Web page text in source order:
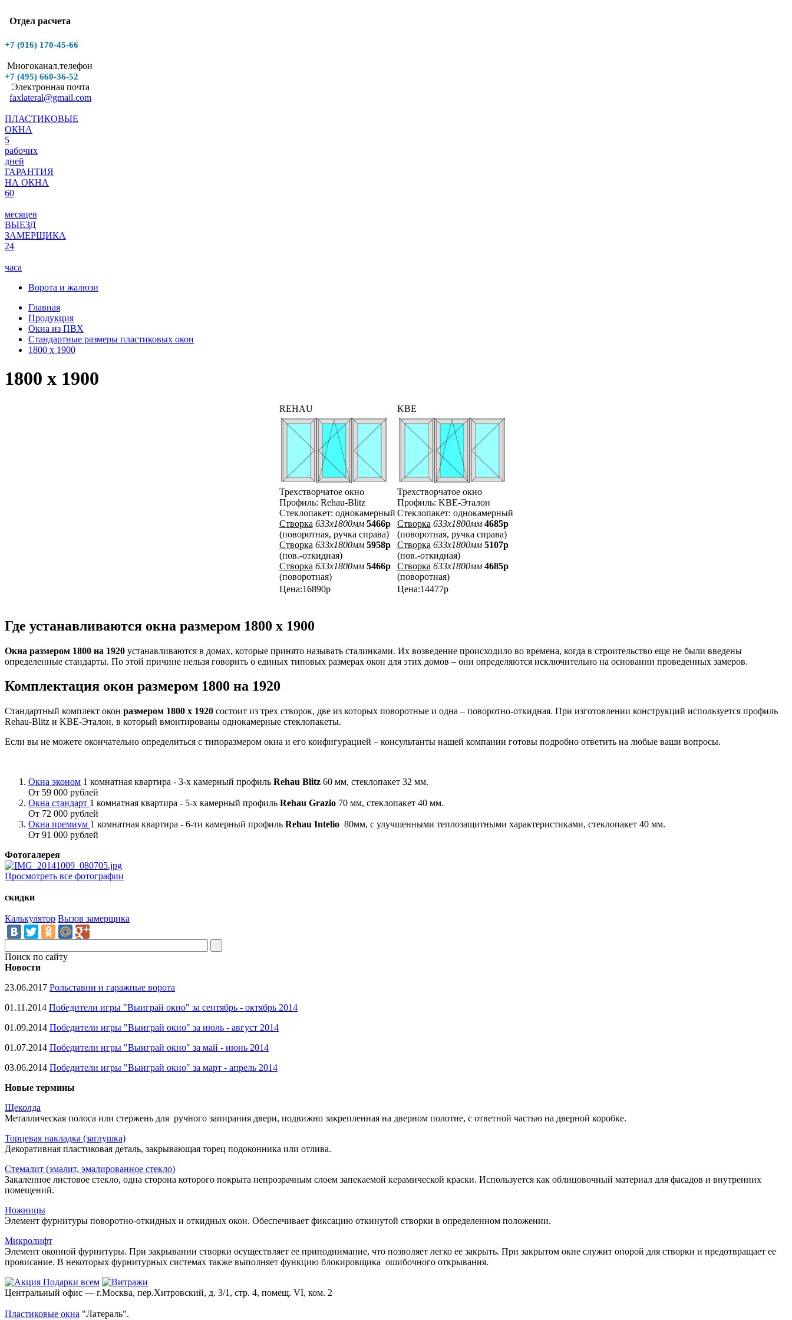
Отдел расчета
+7 (916) 170-45-66
Многоканал.телефон
+7 (495) 660-36-52
Электронная почта
faxlateral@gmail.com
ПЛАСТИКОВЫЕ
ОКНА
5
рабочих
дней
ГАРАНТИЯ
НА ОКНА
60
месяцев
ВЫЕЗД
ЗАМЕРЩИКА
24
часа
Ворота и жалюзи
Главная
Продукция
Окна из ПВХ
Стандартные размеры пластиковых окон
1800 x 1900
1800 x 1900
REHAU KBE
Трехстворчатое окно
Профиль: Rehau-Blitz
Стеклопакет: однокамерный
Створка 633x1800мм 5466р
(поворотная, ручка справа)
Створка 633x1800мм 5958р
(пов.-откидная)
Створка 633x1800мм 5466р
(поворотная)
Трехстворчатое окно
Профиль: KBE-Эталон
Стеклопакет: однокамерный
Створка 633x1800мм 4685р
(поворотная, ручка справа)
Створка 633x1800мм 5107р
(пов.-откидная)
Створка 633x1800мм 4685р
(поворотная)
Цена:16890р
Цена:14477р
Где устанавливаются окна размером 1800 х 1900
Окна размером 1800 на 1920 устанавливаются в домах, которые принято называть сталинками. Их возведение происходило во времена, когда в строительство еще не были введены
определенные стандарты. По этой причине нельзя говорить о единых типовых размерах окон для этих домов – они определяются исключительно на основании проведенных замеров.
Комплектация окон размером 1800 на 1920
Стандартный комплект окон размером 1800 х 1920 состоит из трех створок, две из которых поворотные и одна – поворотно-откидная. При изготовлении конструкций используется профиль
Rehau-Blitz и KBE-Эталон, в который вмонтированы однокамерные стеклопакеты.
Если вы не можете окончательно определиться с типоразмером окна и его конфигурацией – консультанты нашей компании готовы подробно ответить на любые ваши вопросы.
Окна эконом 1 комнатная квартира - 3-х камерный профиль Rehau Blitz 60 мм, стеклопакет 32 мм.
От 59 000 рублей
Окна стандарт 1 комнатная квартира - 5-х камерный профиль Rehau Grazio 70 мм, стеклопакет 40 мм.
От 72 000 рублей
Окна премиум 1 комнатная квартира - 6-ти камерный профиль Rehau Intelio 80мм, с улучшенными теплозащитными характеристиками, стеклопакет 40 мм.
От 91 000 рублей
Фотогалерея
Просмотреть все фотографии
скидки
Калькулятор Вызов замерщика
Поиск по сайту
Новости
23.06.2017 Рольставни и гаражные ворота
01.11.2014 Победители игры "Выиграй окно" за сентябрь - октябрь 2014
01.09.2014 Победители игры "Выиграй окно" за июль - август 2014
01.07.2014 Победители игры "Выиграй окно" за май - июнь 2014
03.06.2014 Победители игры "Выиграй окно" за март - апрель 2014
Новые термины
Щеколда
Металлическая полоса или стержень для ручного запирания двери, подвижно закрепленная на дверном полотне, с ответной частью на дверной коробке.
Торцевая накладка (заглушка)
Декоративная пластиковая деталь, закрывающая торец подоконника или отлива.
Стемалит (эмалит, эмалированное стекло)
Закаленное листовое стекло, одна сторона которого покрыта непрозрачным слоем запекаемой керамической краски. Используется как облицовочный материал для фасадов и внутренних
помещений.
Ножницы
Элемент фурнитуры поворотно-откидных и откидных окон. Обеспечивает фиксацию откинутой створки в определенном положении.
Микролифт
Элемент оконной фурнитуры. При закрывании створки осуществляет ее приподнимание, что позволяет легко ее закрыть. При закрытом окне служит опорой для створки и предотвращает ее
провисание. В некоторых фурнитурных системах также выполняет функцию блокировщика ошибочного открывания.
Центральный офис — г.Москва, пер.Хитровский, д. 3/1, стр. 4, помещ. VI, ком. 2
Пластиковые окна "Латераль".